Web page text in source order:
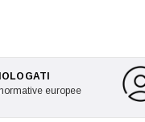
europee